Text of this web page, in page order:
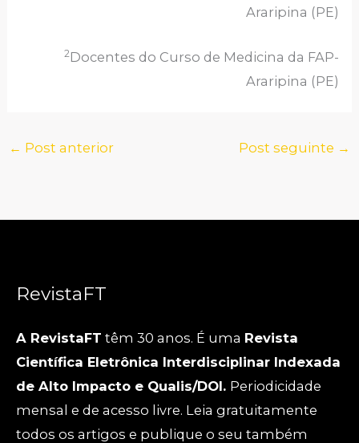
Araripina (PE)
2Docentes do Curso de Medicina da FAP-
Araripina (PE)
← Post anterior Post seguinte →
RevistaFT
A RevistaFT têm 30 anos. É uma Revista
Científica Eletrônica Interdisciplinar Indexada
de Alto Impacto e Qualis/DOI. Periodicidade
mensal e de acesso livre. Leia gratuitamente
todos os artigos e publique o seu também